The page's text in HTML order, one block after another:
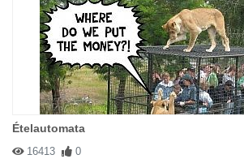
Ételautomata
16413 0